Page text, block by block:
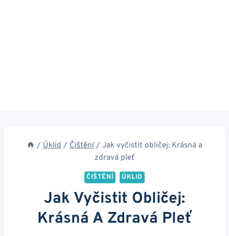
/ Úklid / Čištění / Jak vyčistit obličej: Krásná a
zdravá pleť
ČIŠTĚNÍ ÚKLID
Jak Vyčistit Obličej:
Krásná A Zdravá Pleť